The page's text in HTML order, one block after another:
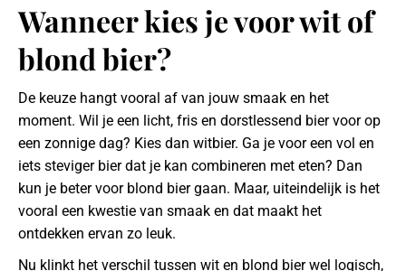
Wanneer kies je voor wit of
blond bier?
De keuze hangt vooral af van jouw smaak en het
moment. Wil je een licht, fris en dorstlessend bier voor op
een zonnige dag? Kies dan witbier. Ga je voor een vol en
iets steviger bier dat je kan combineren met eten? Dan
kun je beter voor blond bier gaan. Maar, uiteindelijk is het
vooral een kwestie van smaak en dat maakt het
ontdekken ervan zo leuk.
Nu klinkt het verschil tussen wit en blond bier wel logisch,